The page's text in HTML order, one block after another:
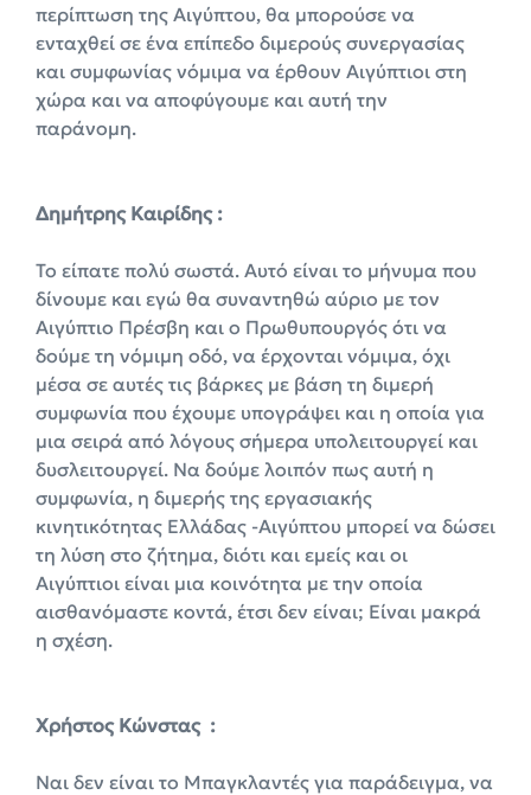
περίπτωση της Αιγύπτου, θα μπορούσε να
ενταχθεί σε ένα επίπεδο διμερούς συνεργασίας
και συμφωνίας νόμιμα να έρθουν Αιγύπτιοι στη
χώρα και να αποφύγουμε και αυτή την
παράνομη.
Δημήτρης Καιρίδης :
Το είπατε πολύ σωστά. Αυτό είναι το μήνυμα που
δίνουμε και εγώ θα συναντηθώ αύριο με τον
Αιγύπτιο Πρέσβη και ο Πρωθυπουργός ότι να
δούμε τη νόμιμη οδό, να έρχονται νόμιμα, όχι
μέσα σε αυτές τις βάρκες με βάση τη διμερή
συμφωνία που έχουμε υπογράψει και η οποία για
μια σειρά από λόγους σήμερα υπολειτουργεί και
δυσλειτουργεί. Να δούμε λοιπόν πως αυτή η
συμφωνία, η διμερής της εργασιακής
κινητικότητας Ελλάδας -Αιγύπτου μπορεί να δώσει
τη λύση στο ζήτημα, διότι και εμείς και οι
Αιγύπτιοι είναι μια κοινότητα με την οποία
αισθανόμαστε κοντά, έτσι δεν είναι; Είναι μακρά
η σχέση.
Xρήστος Κώνστας :
Ναι δεν είναι το Μπαγκλαντές για παράδειγμα, να